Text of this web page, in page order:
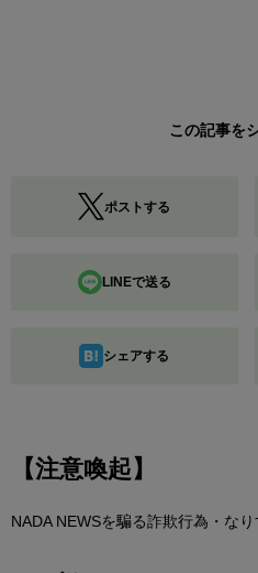
この記事を
ポストする
LINEで送る
シェアする
【注意喚起】
NADA NEWSを騙る詐欺行為・な